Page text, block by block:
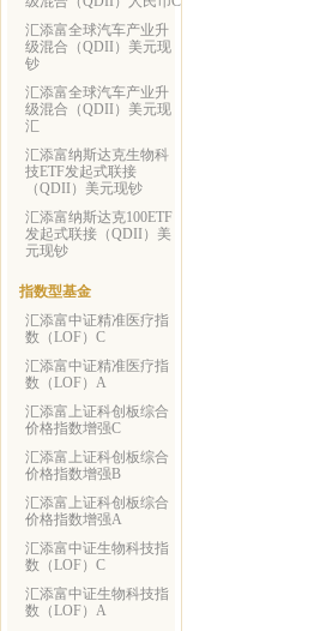
汇添富全球汽车产业升
级混合（QDII）美元现
钞
汇添富全球汽车产业升
级混合（QDII）美元现
汇
汇添富纳斯达克生物科
技ETF发起式联接
（QDII）美元现钞
汇添富纳斯达克100ETF
发起式联接（QDII）美
元现钞
指数型基金
汇添富中证精准医疗指
数（LOF）C
汇添富中证精准医疗指
数（LOF）A
汇添富上证科创板综合
价格指数增强C
汇添富上证科创板综合
价格指数增强B
汇添富上证科创板综合
价格指数增强A
汇添富中证生物科技指
数（LOF）C
汇添富中证生物科技指
数（LOF）A